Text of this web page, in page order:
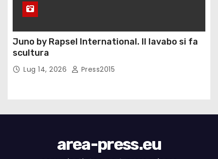
Juno by Rapsel International. Il lavabo si fa
scultura
Lug 14, 2026 Press2015
area-press.eu